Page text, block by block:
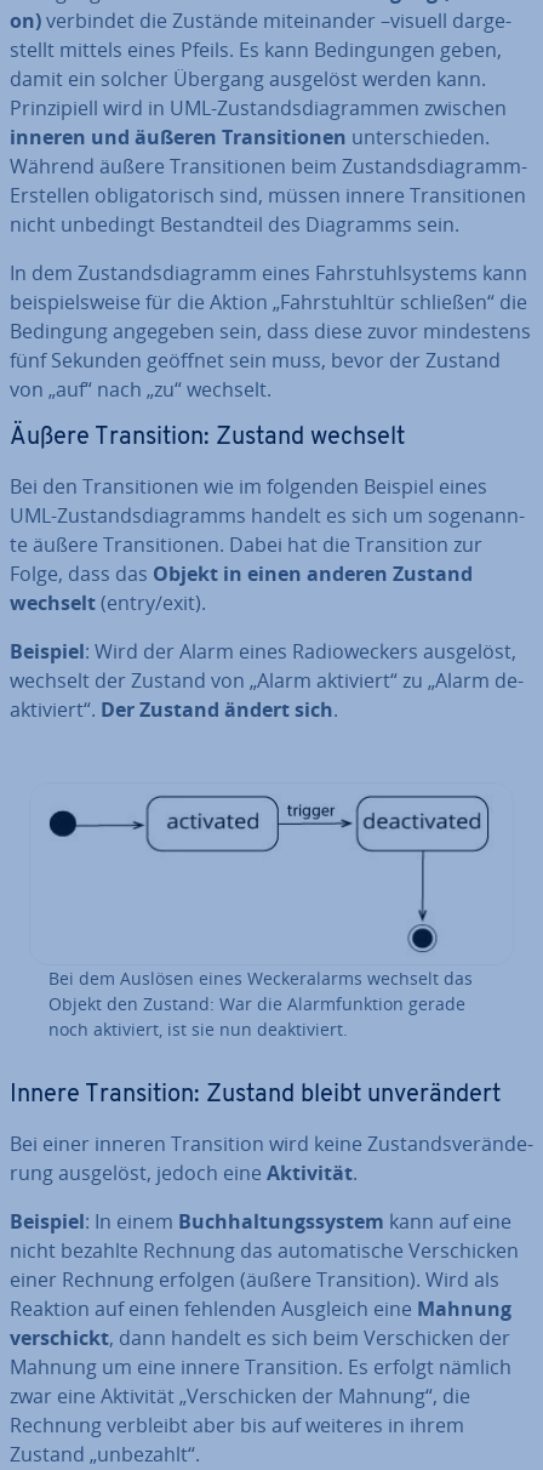
on)verbindet die Zustände mit­ein­an­der –visuell dar­ge­
stellt mittels eines Pfeils. Es kann Be­din­gun­gen geben,
damit ein solcher Übergang ausgelöst werden kann.
Prin­zi­pi­ell wird in UML-Zu­stands­dia­gram­men zwischen
inneren und äußeren Tran­si­tio­nen un­ter­schie­den.
Während äußere Tran­si­tio­nen beim Zu­stands­dia­gramm-
Erstellen ob­li­ga­to­risch sind, müssen innere Tran­si­tio­nen
nicht unbedingt Be­stand­teil des Diagramms sein.
In dem Zu­stands­dia­gramm eines Fahr­stuhl­sys­tems kann
bei­spiels­wei­se für die Aktion „Fahr­stuhl­tür schließen“ die
Bedingung angegeben sein, dass diese zuvor min­des­tens
fünf Sekunden geöffnet sein muss, bevor der Zustand
von „auf“ nach „zu“ wechselt.
Äußere Tran­si­ti­on: Zustand wechselt
Bei den Tran­si­tio­nen wie im folgenden Beispiel eines
UML-Zu­stands­dia­gramms handelt es sich um so­ge­nann­
te äußere Tran­si­tio­nen. Dabei hat die Tran­si­ti­on zur
Folge, dass das Objekt in einen anderen Zustand
wechselt(entry/exit).
Beispiel: Wird der Alarm eines Ra­dio­we­ckers ausgelöst,
wechselt der Zustand von „Alarm aktiviert“ zu „Alarm de­
ak­ti­viert“. Der Zustand ändert sich.
Bei dem Auslösen eines We­ckeralarms wechselt das
Objekt den Zustand: War die Alarm­funk­ti­on gerade
noch aktiviert, ist sie nun de­ak­ti­viert.
Innere Tran­si­ti­on: Zustand bleibt un­ver­än­dert
Bei einer inneren Tran­si­ti­on wird keine Zu­stands­ver­än­de­
rung ausgelöst, jedoch eine Aktivität.
Beispiel: In einem Buch­hal­tungs­sys­tem kann auf eine
nicht bezahlte Rechnung das au­to­ma­ti­sche Ver­schi­cken
einer Rechnung erfolgen (äußere Tran­si­ti­on). Wird als
Reaktion auf einen fehlenden Ausgleich eine Mahnung
ver­schickt, dann handelt es sich beim Ver­schi­cken der
Mahnung um eine innere Tran­si­ti­on. Es erfolgt nämlich
zwar eine Aktivität „Ver­schi­cken der Mahnung“, die
Rechnung verbleibt aber bis auf weiteres in ihrem
Zustand „unbezahlt“.